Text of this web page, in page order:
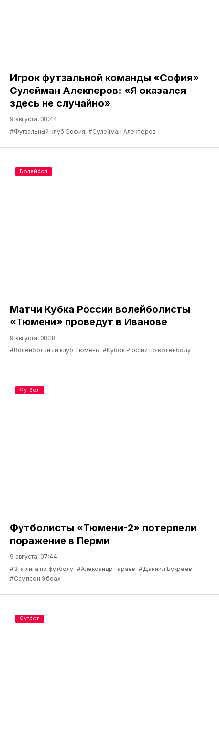
Игрок футзальной команды «София»
Сулейман Алекперов: «Я оказался
здесь не случайно»
9 августа, 08:44
#Футзальный клуб София #Сулейман Алекперов
Матчи Кубка России волейболисты
«Тюмени» проведут в Иванове
9 августа, 08:18
#Волейбольный клуб Тюмень #Кубок России по волейболу
Волейбол
Футболисты «Тюмени-2» потерпели
поражение в Перми
9 августа, 07:44
#3-я лига по футболу #Александр Гараев #Даниил Букреев
#Сампсон Эбоах
Футбол
Футбол